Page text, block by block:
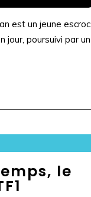
est un jeune escroc
jour, poursuivi par un
le